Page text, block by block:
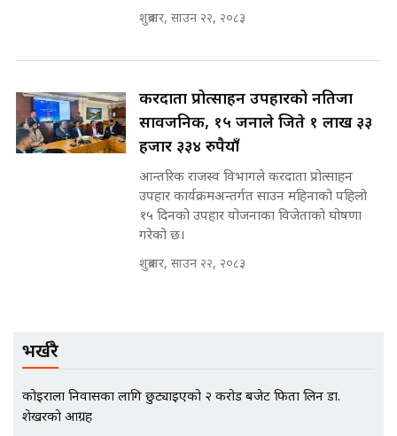
नोट मन्त्रीलाई घुस | SIDHAKURA |
SIDHAKURA INVESTIGATION |
EXCLUSIVE - भिजिट भिसामा सेटिङको
गोप्य अडियो र म्यासेज, गृह मन्त्रालय
शुक्रबार, साउन २२, २०८३
करदाता प्रोत्साहन उपहारको नतिजा
सार्वजनिक, १५ जनाले जिते १ लाख ३३
हजार ३३४ रुपैयाँ
आन्तरिक राजस्व विभागले करदाता प्रोत्साहन
उपहार कार्यक्रमअन्तर्गत साउन महिनाको पहिलो
१५ दिनको उपहार योजनाका विजेताको घोषणा
गरेको छ।
शुक्रबार, साउन २२, २०८३
भर्खरै
कोइराला निवासका लागि छुट्याइएको २ करोड बजेट फिर्ता लिन डा.
शेखरको आग्रह